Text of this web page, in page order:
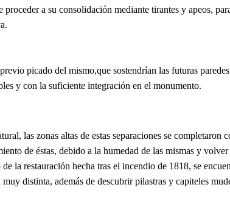
a su consolidación mediante tirantes y apeos,
picado del mismo,que sostendrían las futuras
y con la suficiente integración en el monumento.
las zonas altas de estas separaciones se completaron
de éstas, debido a la humedad de las mismas y
la restauración hecha tras el incendio de 1818, se
distinta, además de descubrir pilastras y capiteles